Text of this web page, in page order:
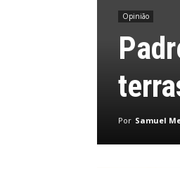
Opinião
Por Samuel